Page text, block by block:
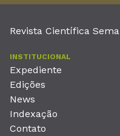
Revista Científica
INSTITUCIONAL
Expediente
Edições
News
Indexação
Contato